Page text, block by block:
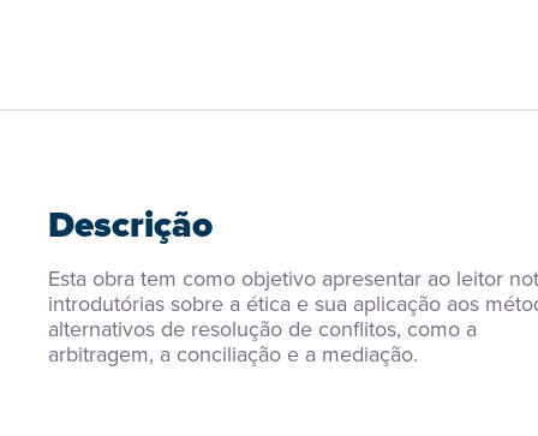
Descrição
Esta obra tem como objetivo apresentar ao leitor
introdutórias sobre a ética e sua aplicação aos
alternativos de resolução de conflitos, como a
arbitragem, a conciliação e a mediação.